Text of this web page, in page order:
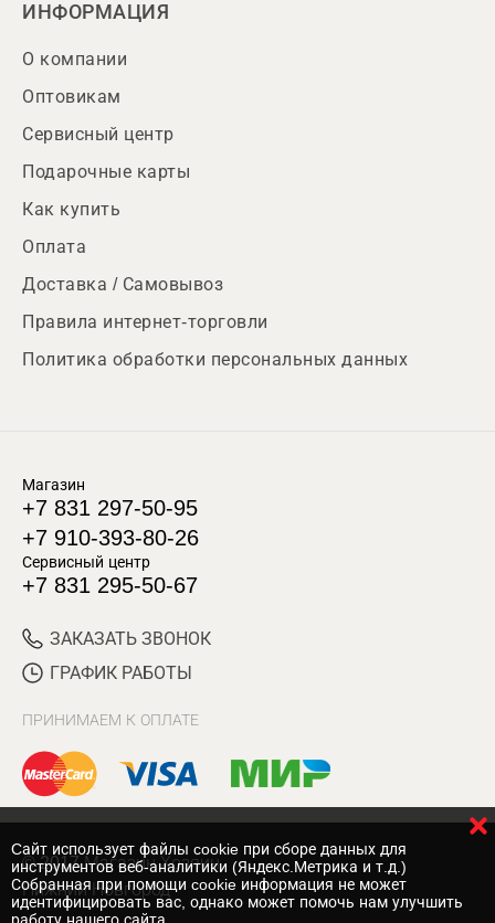
ИНФОРМАЦИЯ
О компании
Оптовикам
Сервисный центр
Подарочные карты
Как купить
Оплата
Доставка / Самовывоз
Правила интернет-торговли
Политика обработки персональных данных
Магазин
+7 831 297-50-95
+7 910-393-80-26
Сервисный центр
+7 831 295-50-67
ЗАКАЗАТЬ ЗВОНОК
ГРАФИК РАБОТЫ
ПРИНИМАЕМ К ОПЛАТЕ
© 2017 Магазин Хозяин
Нижний Новгород
Cайт использует файлы cookie при сборе данных для
инструментов веб-аналитики (Яндекс.Метрика и т.д.)
Собранная при помощи cookie информация не может
идентифицировать вас, однако может помочь нам улучшить